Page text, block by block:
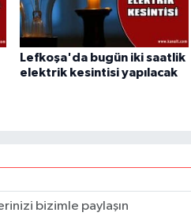
Lefkoşa'da bugün iki saatlik
elektrik kesintisi yapılacak